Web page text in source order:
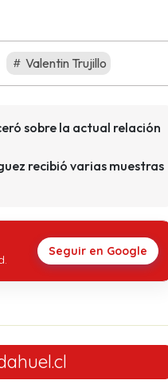
Valentin Trujillo
sobre la actual relación
recibió varias muestras
Seguir en Google